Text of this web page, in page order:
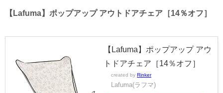
【Lafuma】ポップアップ アウトドアチェア［14％オフ］
【Lafuma】ポップアップ アウ
トドアチェア［14％オフ］
created by Rinker
Lafuma(ラフマ)